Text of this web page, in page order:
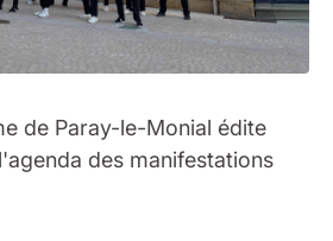
de Paray-le-Monial édite
des manifestations